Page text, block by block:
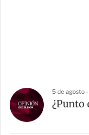
5 de agosto
¿Punto